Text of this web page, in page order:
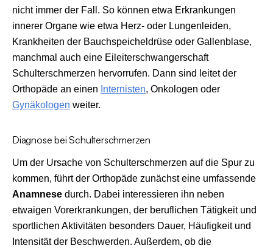
nicht immer der Fall. So können etwa Erkrankungen
innerer Organe wie etwa Herz- oder Lungenleiden,
Krankheiten der Bauchspeicheldrüse oder Gallenblase,
manchmal auch eine Eileiterschwangerschaft
Schulterschmerzen hervorrufen. Dann sind leitet der
Orthopäde an einen Internisten, Onkologen oder
Gynäkologen weiter.
Diagnose bei Schulterschmerzen
Um der Ursache von Schulterschmerzen auf die Spur zu
kommen, führt der Orthopäde zunächst eine umfassende
Anamnese durch. Dabei interessieren ihn neben
etwaigen Vorerkrankungen, der beruflichen Tätigkeit und
sportlichen Aktivitäten besonders Dauer, Häufigkeit und
Intensität der Beschwerden. Außerdem, ob die